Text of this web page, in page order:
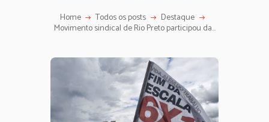
Home Todos os posts Destaque
Movimento sindical de Rio Preto participou da...